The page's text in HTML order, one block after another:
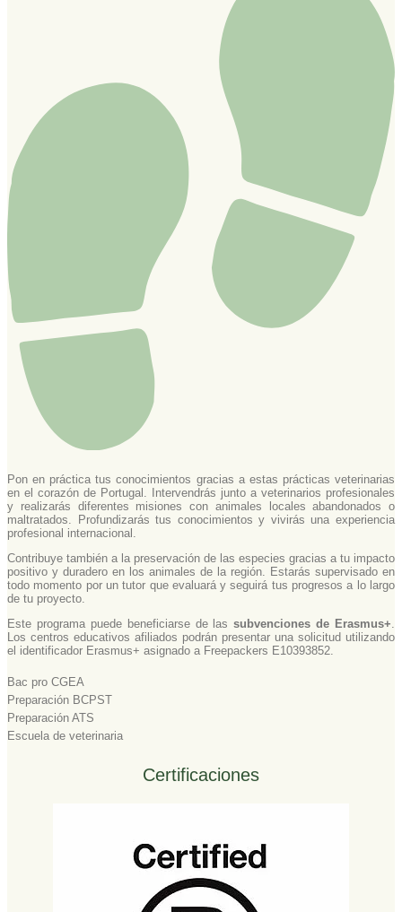
Pon en práctica tus conocimientos gracias a estas prácticas veterinarias
en el corazón de Portugal. Intervendrás junto a veterinarios profesionales
y realizarás diferentes misiones con animales locales abandonados o
maltratados. Profundizarás tus conocimientos y vivirás una experiencia
profesional internacional.
Contribuye también a la preservación de las especies gracias a tu impacto
positivo y duradero en los animales de la región. Estarás supervisado en
todo momento por un tutor que evaluará y seguirá tus progresos a lo largo
de tu proyecto.
Este programa puede beneficiarse de lassubvenciones de Erasmus+.
Los centros educativos afiliados podrán presentar una solicitud utilizando
el identificador Erasmus+ asignado a Freepackers E10393852.
Bac pro CGEA
Preparación BCPST
Preparación ATS
Escuela de veterinaria
Certificaciones